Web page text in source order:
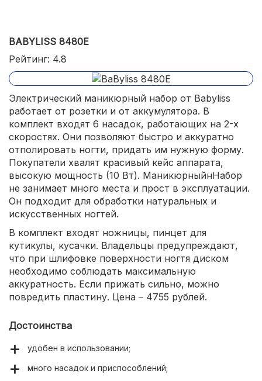
BABYLISS 8480E
Рейтинг: 4.8
Электрический маникюрный набор от Babyliss
работает от розетки и от аккумулятора. В
комплект входят 6 насадок, работающих на 2-х
скоростях. Они позволяют быстро и аккуратно
отполировать ногти, придать им нужную форму.
Покупатели хвалят красивый кейс аппарата,
высокую мощность (10 Вт). МаникюрныйнНабор
не занимает много места и прост в эксплуатации.
Он подходит для обработки натуральных и
искусственных ногтей.
В комплект входят ножницы, пинцет для
кутикулы, кусачки. Владельцы предупреждают,
что при шлифовке поверхности ногтя диском
необходимо соблюдать максимальную
аккуратность. Если прижать сильно, можно
повредить пластину. Цена – 4755 рублей.
Достоинства
удобен в использовании;
много насадок и приспособлений;